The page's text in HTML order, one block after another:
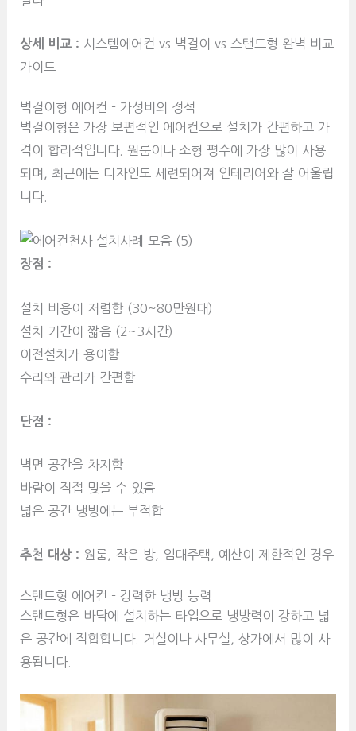
상세 비교 : 시스템에어컨 vs 벽걸이 vs 스탠드형 완벽 비교
가이드
벽걸이형 에어컨 - 가성비의 정석
벽걸이형은 가장 보편적인 에어컨으로 설치가 간편하고 가
격이 합리적입니다. 원룸이나 소형 평수에 가장 많이 사용
되며, 최근에는 디자인도 세련되어져 인테리어와 잘 어울립
니다.
장점 :
설치 비용이 저렴함 (30~80만원대)
설치 기간이 짧음 (2~3시간)
이전설치가 용이함
수리와 관리가 간편함
단점 :
벽면 공간을 차지함
바람이 직접 맞을 수 있음
넓은 공간 냉방에는 부적합
추천 대상 : 원룸, 작은 방, 임대주택, 예산이 제한적인 경우
스탠드형 에어컨 - 강력한 냉방 능력
스탠드형은 바닥에 설치하는 타입으로 냉방력이 강하고 넓
은 공간에 적합합니다. 거실이나 사무실, 상가에서 많이 사
용됩니다.